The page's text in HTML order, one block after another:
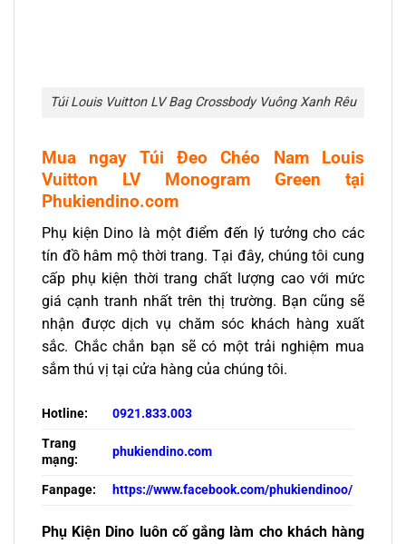
Túi Louis Vuitton LV Bag Crossbody Vuông Xanh Rêu
Mua ngay Túi Đeo Chéo Nam Louis
Vuitton LV Monogram Green
tại
Phukiendino.com
Phụ kiện Dino là một điểm đến lý tưởng cho các
tín đồ hâm mộ thời trang. Tại đây, chúng tôi cung
cấp phụ kiện thời trang chất lượng cao với mức
giá cạnh tranh nhất trên thị trường. Bạn cũng sẽ
nhận được dịch vụ chăm sóc khách hàng xuất
sắc. Chắc chắn bạn sẽ có một trải nghiệm mua
sắm thú vị tại cửa hàng của chúng tôi.
Hotline:
0921.833.003
Trang
mạng:
phukiendino.com
Fanpage: https://www.facebook.com/phukiendinoo/
Phụ Kiện Dino luôn cố gắng làm cho khách hàng